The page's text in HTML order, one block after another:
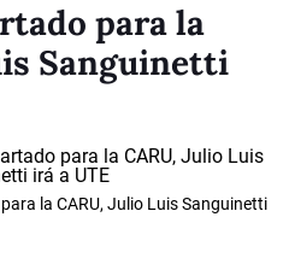
para la
Sanguinetti
la CARU, Julio Luis Sanguinetti